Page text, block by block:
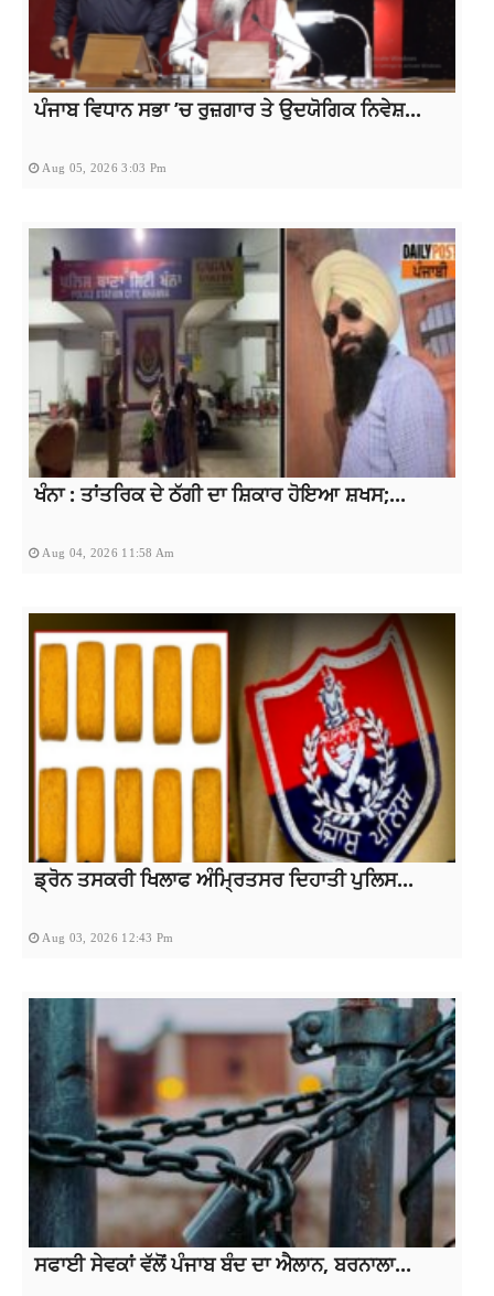
ਪੰਜਾਬ ਵਿਧਾਨ ਸਭਾ ’ਚ ਰੁਜ਼ਗਾਰ ਤੇ ਉਦਯੋਗਿਕ ਨਿਵੇਸ਼...
Aug 05, 2026 3:03 Pm
ਖੰਨਾ : ਤਾਂਤਰਿਕ ਦੇ ਠੱਗੀ ਦਾ ਸ਼ਿਕਾਰ ਹੋਇਆ ਸ਼ਖਸ;...
Aug 04, 2026 11:58 Am
ਡ੍ਰੋਨ ਤਸਕਰੀ ਖਿਲਾਫ ਅੰਮ੍ਰਿਤਸਰ ਦਿਹਾਤੀ ਪੁਲਿਸ...
Aug 03, 2026 12:43 Pm
ਸਫਾਈ ਸੇਵਕਾਂ ਵੱਲੋਂ ਪੰਜਾਬ ਬੰਦ ਦਾ ਐਲਾਨ, ਬਰਨਾਲਾ...